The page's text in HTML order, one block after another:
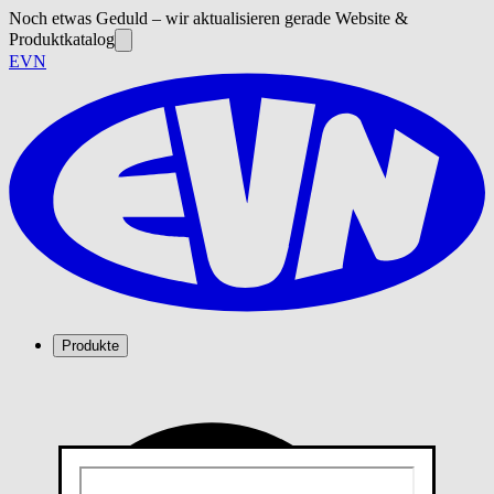
Noch etwas Geduld – wir aktualisieren gerade Website &
Produktkatalog
EVN
Produkte